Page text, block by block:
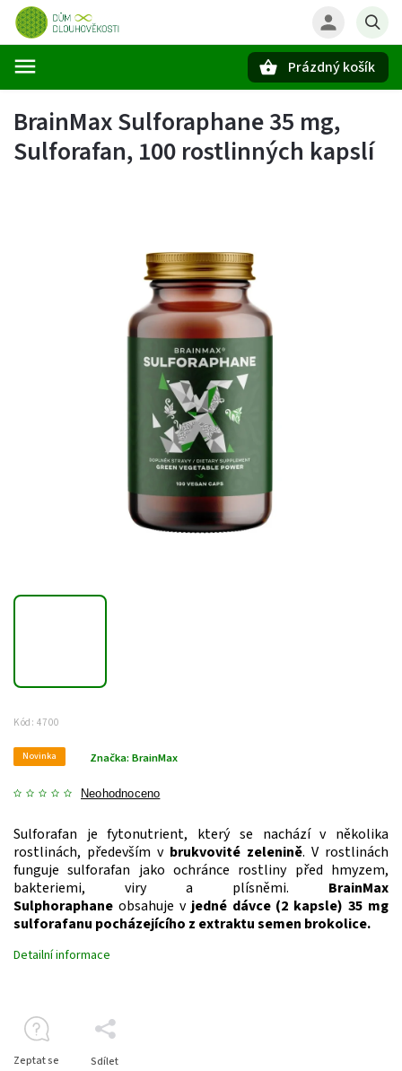
Prázdný košík
BrainMax Sulforaphane 35 mg,
Sulforafan, 100 rostlinných kapslí
Kód: 4700
Novinka
Neohodnoceno
Značka: BrainMax
Sulforafan je fytonutrient, který se nachází v několika
rostlinách, především v brukvovité zelenině. V rostlinách
funguje sulforafan jako ochránce rostliny před hmyzem,
bakteriemi, viry a plísněmi. BrainMax
Sulphoraphane obsahuje vjedné dávce (2 kapsle) 35 mg
sulforafanu pocházejícího z extraktu semen brokolice.
Detailní informace
Zeptat se Sdílet